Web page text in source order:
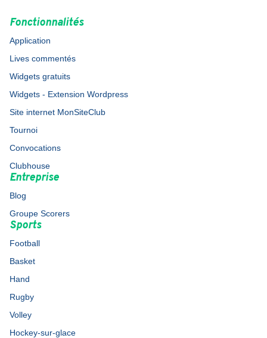
Fonctionnalités
Application
Lives commentés
Widgets gratuits
Widgets - Extension Wordpress
Site internet MonSiteClub
Tournoi
Convocations
Clubhouse
Entreprise
Blog
Groupe Scorers
Sports
Football
Basket
Hand
Rugby
Volley
Hockey-sur-glace